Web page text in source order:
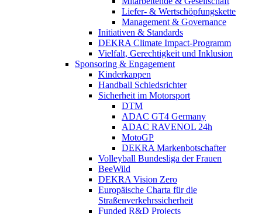
Liefer- & Wertschöpfungskette
Management & Governance
Initiativen & Standards
DEKRA Climate Impact-Programm
Vielfalt, Gerechtigkeit und Inklusion​
Sponsoring & Engagement
Kinderkappen
Handball Schiedsrichter
Sicherheit im Motorsport
DTM
ADAC GT4 Germany
ADAC RAVENOL 24h
MotoGP
DEKRA Markenbotschafter
Volleyball Bundesliga der Frauen
BeeWild
DEKRA Vision Zero
Europäische Charta für die
Straßenverkehrssicherheit
Funded R&D Projects